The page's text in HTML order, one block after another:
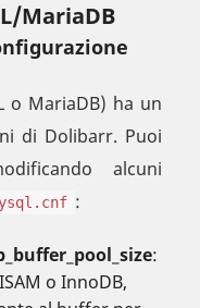
MariaDB
o MariaDB) ha un
di Dolibarr. Puoi
alcuni
:
:
o InnoDB,